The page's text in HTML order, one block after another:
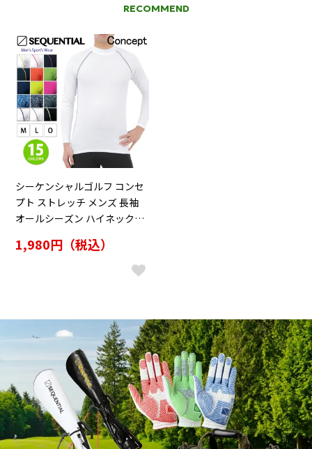
RECOMMEND
シーケンシャルゴルフ コンセ
プト ストレッチ メンズ 長袖
オールシーズン ハイネックア
1,980円（税込）